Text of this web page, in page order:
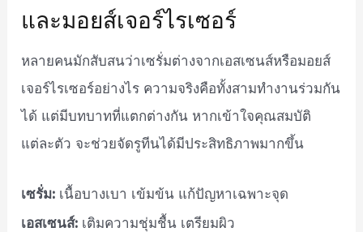
และมอยส์เจอร์ไรเซอร์
หลายคนมักสับสนว่าเซรั่มต่างจากเอสเซนส์หรือมอยส์
เจอร์ไรเซอร์อย่างไร ความจริงคือทั้งสามทำงานร่วมกัน
ได้ แต่มีบทบาทที่แตกต่างกัน หากเข้าใจคุณสมบัติ
แต่ละตัว จะช่วยจัดรูทีนได้มีประสิทธิภาพมากขึ้น
เซรั่ม: เนื้อบางเบา เข้มข้น แก้ปัญหาเฉพาะจุด
เอสเซนส์: เติมความชุ่มชื้น เตรียมผิว